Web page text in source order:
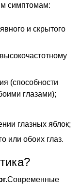
симптомам:
и скрытого
(способности
глазами);
глазных яблок;
или обоих глаз.
Современные